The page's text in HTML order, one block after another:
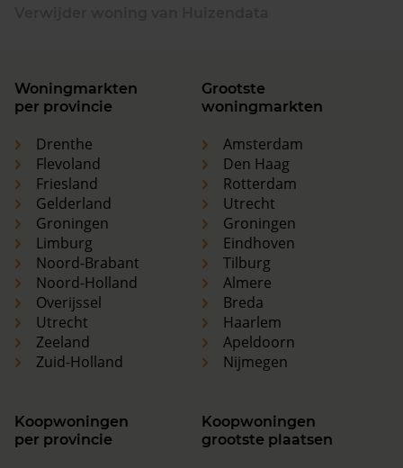
Woningmarkten
per provincie
Drenthe
Flevoland
Friesland
Gelderland
Groningen
Limburg
Noord-Brabant
Noord-Holland
Overijssel
Utrecht
Zeeland
Zuid-Holland
Grootste
woningmarkten
Amsterdam
Den Haag
Rotterdam
Utrecht
Groningen
Eindhoven
Tilburg
Almere
Breda
Haarlem
Apeldoorn
Nijmegen
Koopwoningen
per provincie
Koopwoningen
grootste plaatsen